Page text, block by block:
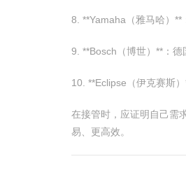
8. **Yamaha（雅马哈）**
9. **Bosch（博世）**：德
10. **Eclipse（伊克赛斯
在接管时，应证明自己需
易、更高效。